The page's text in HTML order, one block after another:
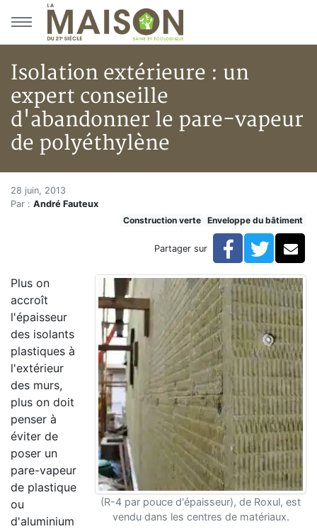
Aller au menu principal
Aller au contenu principal
Isolation extérieure : un
expert conseille
d'abandonner le pare-vapeur
de polyéthylène
Accueil
Articles
Construction verte
Isolation extérieure : un expert conseille
Isolation extérieure : un
28 juin, 2013
Par : André Fauteux
Construction verte
Enveloppe du bâtiment
Partager sur Facebook
(R-4 par pouce d'épaisseur), de Roxul, est
vendu dans les centres de matériaux.
Plus on
accroît
l'épaisseur
des isolants
plastiques à
l'extérieur
des murs,
plus on doit
penser à
éviter de
poser un
pare-vapeur
de plastique
ou
d'aluminium